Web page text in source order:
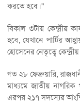
করতে হবে।"
বিকাল ৩টায় কেন্দ্রীয়
হবে, যেখানে পার্টির
হোসেনের নেতৃত্বে
গত ২৮ ফেব্রুয়ারি,
মাধ্যমে জাতীয় নাগরিক
এরপর ২১৭ সদস্যের